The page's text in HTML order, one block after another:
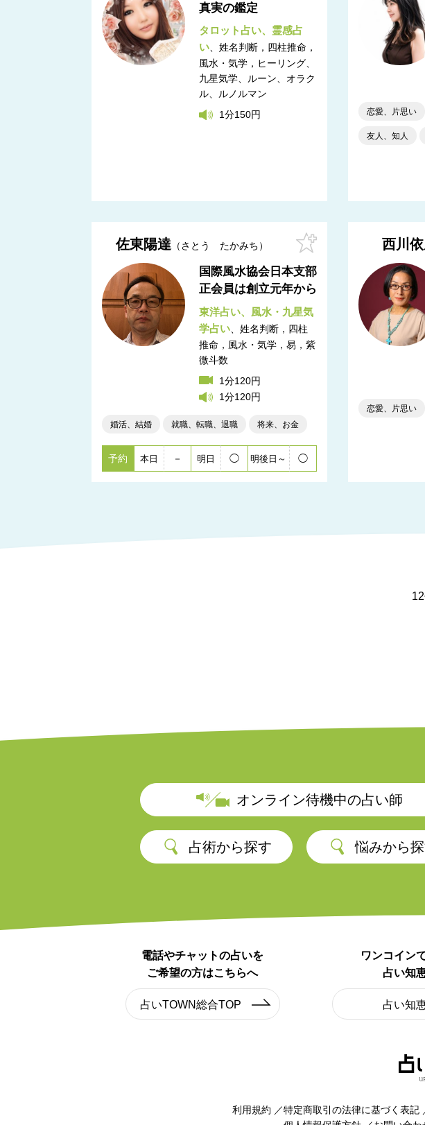
真実の鑑定
タロット占い
霊感占
い
姓名判断，四柱推命，
風水・気学，ヒーリング
九星気学、ルーン、オラク
ル、ルノルマン
1分150円
恋愛、片思い
友人、知人
佐東陽達 さとう たかみち
国際風水協会日本支部
正会員は創立元年から
東洋占い
風水・九星気
学占い
姓名判断，四柱
推命，風水・気学，易，紫
微斗数
1分120円
1分120円
婚活、結婚 就職、転職、退職 将来、お金
予約 本日 － 明日 ◯ 明後日～ ◯
西川
恋愛、片思い
オンライン待機中の占い師
占術から探す 悩みから
電話やチャットの占いを
ご希望の方はこちらへ
占いTOWN総合TOP
ワンコイン
占い知
占い知
利用規約 特定商取引の法律に基づく表記